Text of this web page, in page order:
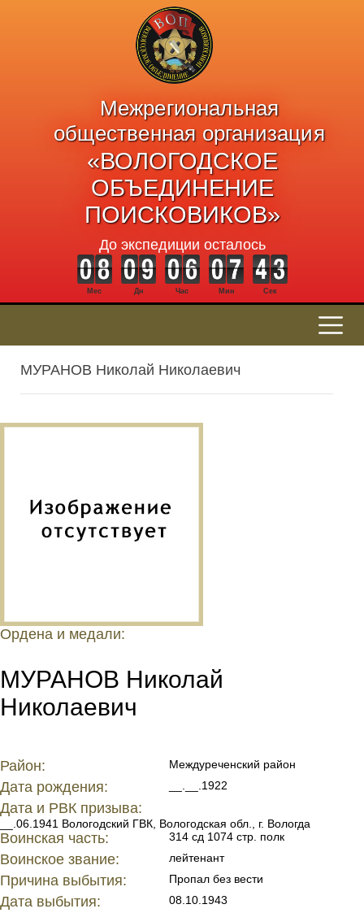
Межрегиональная
общественная организация
«ВОЛОГОДСКОЕ
ОБЪЕДИНЕНИЕ
ПОИСКОВИКОВ»
До экспедиции осталось
Мес Дн Час Мин Сек
МУРАНОВ Николай Николаевич
Ордена и медали:
МУРАНОВ Николай
Николаевич
Район: Междуреченский район
Дата рождения: __.__.1922
Дата и РВК призыва:
__.06.1941 Вологодский ГВК, Вологодская обл., г. Вологда
Воинская часть: 314 сд 1074 стр. полк
Воинское звание: лейтенант
Причина выбытия: Пропал без вести
Дата выбытия: 08.10.1943